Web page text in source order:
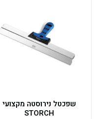
שפכטל נירוסטה מקצועי
STORCH
סוגים.
ניתן